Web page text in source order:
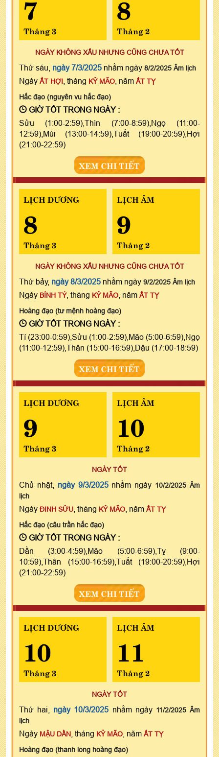
7
Tháng 3
8
Tháng 2
NGÀY KHÔNG XẤU NHƯNG CŨNG CHƯA TỐT
Thứ sáu, ngày 7/3/2025 nhằm ngày 8/2/2025 Âm lịch
Ngày ẤT HỢI , tháng KỶ MÃO , năm ẤT TỴ
Hắc đạo (nguyên vu hắc đạo)
GIỜ TỐT TRONG NGÀY :
Sửu (1:00-2:59),Thìn (7:00-8:59),Ngọ (11:00-
12:59),Mùi (13:00-14:59),Tuất (19:00-20:59),Hợi
(21:00-22:59)
XEM CHI TIẾT
LỊCH DƯƠNG
8
Tháng 3
LỊCH ÂM
9
Tháng 2
NGÀY KHÔNG XẤU NHƯNG CŨNG CHƯA TỐT
Thứ bảy, ngày 8/3/2025 nhằm ngày 9/2/2025 Âm lịch
Ngày BÍNH TÝ, tháng KỶ MÃO , năm ẤT TỴ
Hoàng đạo (tư mệnh hoàng đạo)
GIỜ TỐT TRONG NGÀY :
Tí (23:00-0:59),Sửu (1:00-2:59),Mão (5:00-6:59),Ngọ
(11:00-12:59),Thân (15:00-16:59),Dậu (17:00-18:59)
XEM CHI TIẾT
LỊCH DƯƠNG
9
Tháng 3
LỊCH ÂM
10
Tháng 2
NGÀY TỐT
Chủ nhật, ngày 9/3/2025nhằm ngày 10/2/2025 Âm
lịch
Ngày ĐINH SỬU , tháng KỶ MÃO , năm ẤT TỴ
Hắc đạo (câu trần hắc đạo)
GIỜ TỐT TRONG NGÀY :
Dần (3:00-4:59),Mão (5:00-6:59),Tỵ (9:00-
10:59),Thân (15:00-16:59),Tuất (19:00-20:59),Hợi
(21:00-22:59)
XEM CHI TIẾT
LỊCH DƯƠNG
10
Tháng 3
LỊCH ÂM
11
Tháng 2
NGÀY TỐT
Thứ hai, ngày 10/3/2025 nhằm ngày 11/2/2025 Âm
lịch
Ngày MẬU DẦN , tháng KỶ MÃO , năm ẤT TỴ
Hoàng đạo (thanh long hoàng đạo)